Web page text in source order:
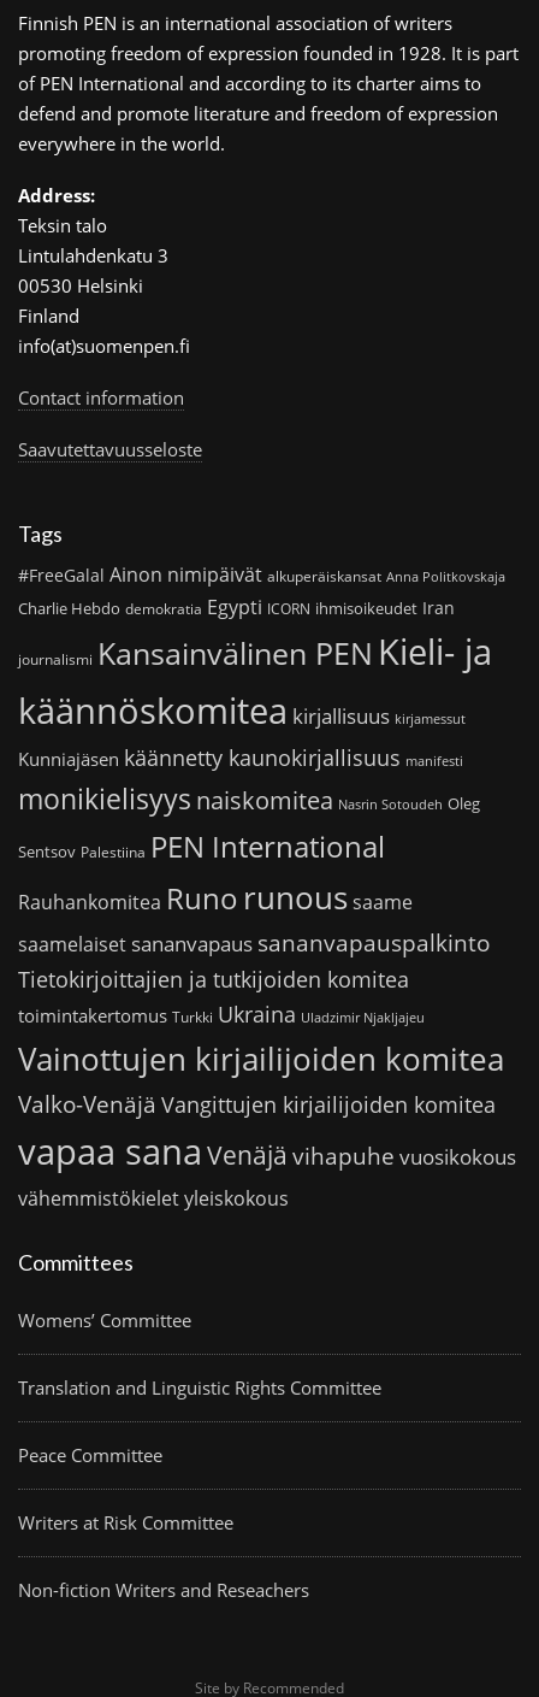
Finnish PEN is an international association of writers
promoting freedom of expression founded in 1928. It is part
of PEN International and according to its charter aims to
defend and promote literature and freedom of expression
everywhere in the world.
Address:
Teksin talo
Lintulahdenkatu 3
00530 Helsinki
Finland
info(at)suomenpen.fi
Contact information
Saavutettavuusseloste
Tags
#FreeGalal Ainon nimipäivät alkuperäiskansat Anna Politkovskaja
Charlie Hebdo demokratia Egypti ICORN ihmisoikeudet Iran
journalismi Kansainvälinen PEN Kieli- ja
käännöskomitea kirjallisuus kirjamessut
Kunniajäsen käännetty kaunokirjallisuus manifesti
monikielisyys naiskomitea Nasrin Sotoudeh Oleg
Sentsov Palestiina PEN International
Rauhankomitea Runo runoussaame
saamelaiset sananvapaus sananvapauspalkinto
Tietokirjoittajien ja tutkijoiden komitea
toimintakertomus Turkki Ukraina Uladzimir Njakljajeu
Vainottujen kirjailijoiden komitea
Valko-Venäjä Vangittujen kirjailijoiden komitea
vapaa sana Venäjä vihapuhe vuosikokous
vähemmistökieletyleiskokous
Committees
Womens’ Committee
Translation and Linguistic Rights Committee
Peace Committee
Writers at Risk Committee
Non-fiction Writers and Reseachers
Site by Recommended